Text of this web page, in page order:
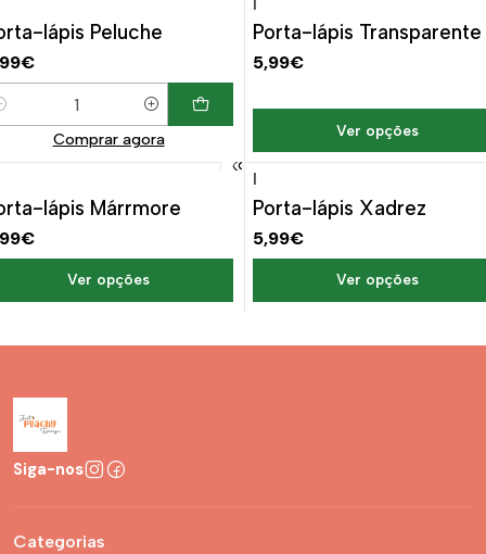
lápis Peluche
Comprar agora
Porta-lápis Transparente
5,99€
Ver opções
lápis Márrmore
Ver opções
|
Porta-lápis Xadrez
5,99€
Ver opções
Siga-nos
Categorias